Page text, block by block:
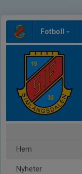
Fotboll
Hem
Nyheter